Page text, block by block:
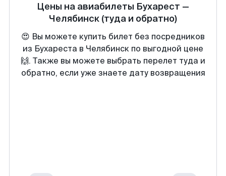
Цены на авиабилеты Бухарест —
Челябинск (туда и обратно)
😍 Вы можете купить билет без посредников
из Бухареста в Челябинск по выгодной цене
🙌. Также вы можете выбрать перелет туда и
обратно, если уже знаете дату возвращения